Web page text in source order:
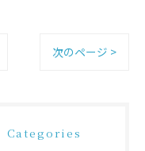
次のページ >
Categories